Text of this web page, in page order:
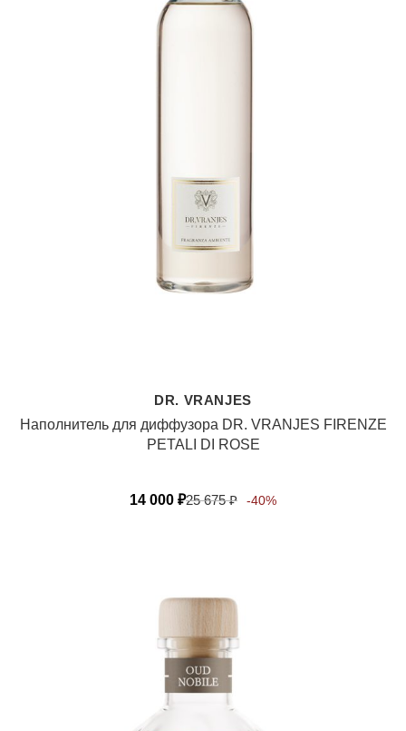
DR. VRANJES
Наполнитель для диффузора DR. VRANJES FIRENZE
PETALI DI ROSE
14 000 ₽25 675₽ -40%